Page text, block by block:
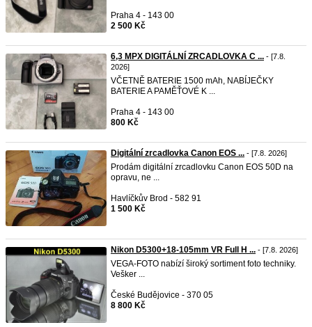
Praha 4 - 143 00
2 500 Kč
6,3 MPX DIGITÁLNÍ ZRCADLOVKA C ... - [7.8.
2026]
VČETNĚ BATERIE 1500 mAh, NABÍJEČKY
BATERIE A PAMĚŤOVÉ K ...
Praha 4 - 143 00
800 Kč
Digitální zrcadlovka Canon EOS ... - [7.8. 2026]
Prodám digitální zrcadlovku Canon EOS 50D na
opravu, ne ...
Havlíčkův Brod - 582 91
1 500 Kč
Nikon D5300+18-105mm VR Full H ... - [7.8. 2026]
VEGA-FOTO nabízí široký sortiment foto techniky.
Vešker ...
České Budějovice - 370 05
8 800 Kč